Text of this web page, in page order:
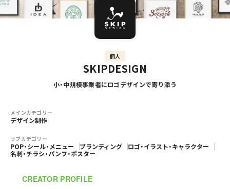
個人
SKIPDESIGN
小・中規模事業者にロゴデザインで寄り添う
メインカテゴリー
デザイン制作
サブカテゴリー
POP・シール・メニュー ブランディング
ロゴ・イラスト・キャラクター
名刺・チラシ・パンフ・ポスター
CREATOR PROFILE